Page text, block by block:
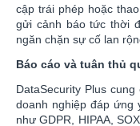
cập trái phép hoặc
gửi cảnh báo tức thời
ngăn chặn sự cố lan
Báo cáo và tuân thủ
DataSecurity Plus
doanh nghiệp đáp ứng
như GDPR, HIPAA,